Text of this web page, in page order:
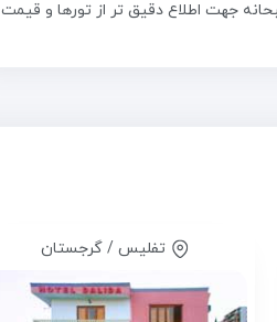
جهت اطلاع دقیق تر از تورها و قیمت
تفلیس / گرجستان